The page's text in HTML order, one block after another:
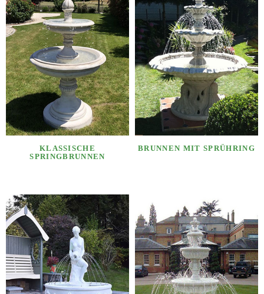
KLASSISCHE
SPRINGBRUNNEN
BRUNNEN MIT SPRÜHRING